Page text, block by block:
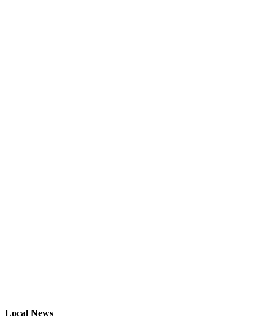
Local News